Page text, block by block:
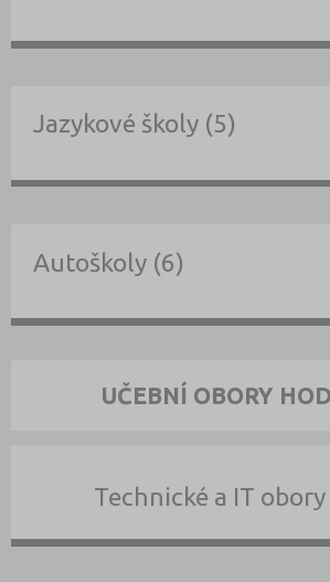
Jazykové školy (5)
Autoškoly (6)
UČEBNÍ OBORY
Technické a IT obory